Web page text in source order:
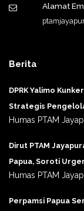
Alamat
Berita
DPRK Yalimo
Strategis
Humas PTAM
Dirut PTAM
Papua, Soroti
Humas PTAM
Perpamsi Papua